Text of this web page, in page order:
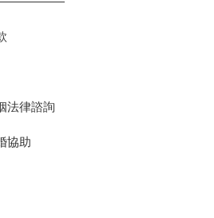
法律諮詢
協助